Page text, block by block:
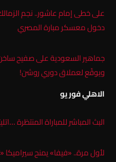
على خطى إمام عاشور.. نجم
دخول معسكر مبارة المصري
جماهير السعودية على صفيح
ويوقّع لعملاق دوري روشن!
الاهلي فور يو
البث المباشر للمباراة المنتظرة
لأول مرة.. «فيفا» يمنح